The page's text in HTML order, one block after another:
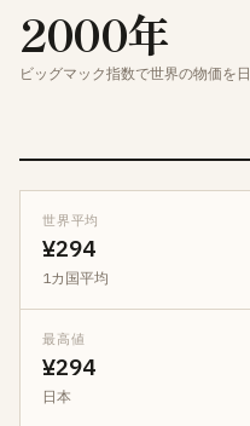
2000年
ビッグマック指数で世界の物価を
世界平均
¥294
1カ国平均
最高値
¥294
日本